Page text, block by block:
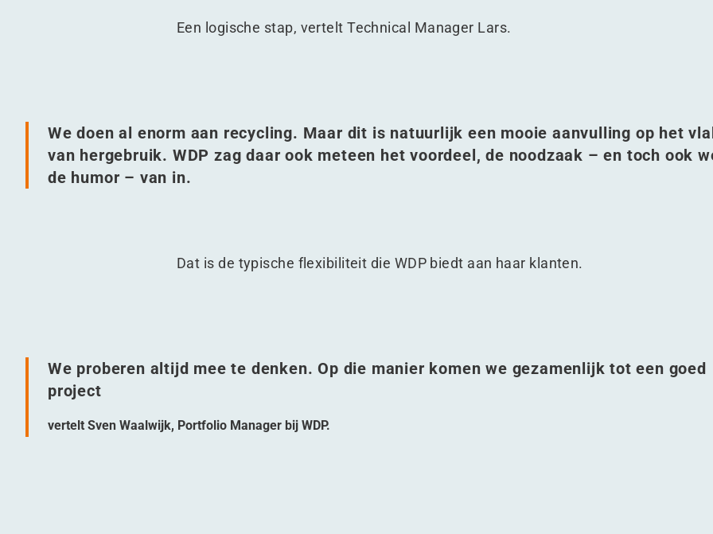
Een logische stap, vertelt Technical Manager Lars.
We doen al enorm aan recycling. Maar dit is natuurlijk een mooie aanvulling op het
van hergebruik. WDP zag daar ook meteen het voordeel, de noodzaak – en toch ook
de humor – van in.
Dat is de typische flexibiliteit die WDP biedt aan haar klanten.
We proberen altijd mee te denken. Op die manier komen we gezamenlijk tot een goed
project
vertelt Sven Waalwijk, Portfolio Manager bij WDP.